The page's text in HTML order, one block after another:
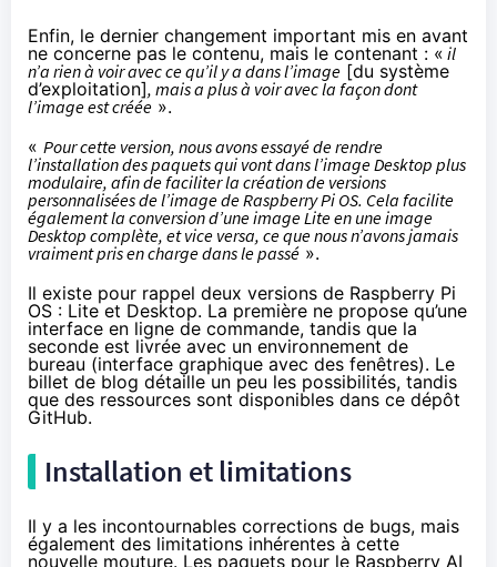
Enfin, le dernier changement important mis en avant
ne concerne pas le contenu, mais le contenant : « il
n’a rien à voir avec ce qu’il y a dans l’image [du système
d’exploitation], mais a plus à voir avec la façon dont
l’image est créée ».
« Pour cette version, nous avons essayé de rendre
l’installation des paquets qui vont dans l’image Desktop plus
modulaire, afin de faciliter la création de versions
personnalisées de l’image de Raspberry Pi OS. Cela facilite
également la conversion d’une image Lite en une image
Desktop complète, et vice versa, ce que nous n’avons jamais
vraiment pris en charge dans le passé ».
Il existe pour rappel deux versions de Raspberry Pi
OS : Lite et Desktop. La première ne propose qu’une
interface en ligne de commande, tandis que la
seconde est livrée avec un environnement de
bureau (interface graphique avec des fenêtres). Le
billet de blog détaille un peu les possibilités, tandis
que des ressources sontdisponibles dans ce dépôt
GitHub.
Installation et limitations
Il y a les incontournables corrections de bugs, mais
également des limitations inhérentes à cette
nouvelle mouture. Les paquets pour le Raspberry AI